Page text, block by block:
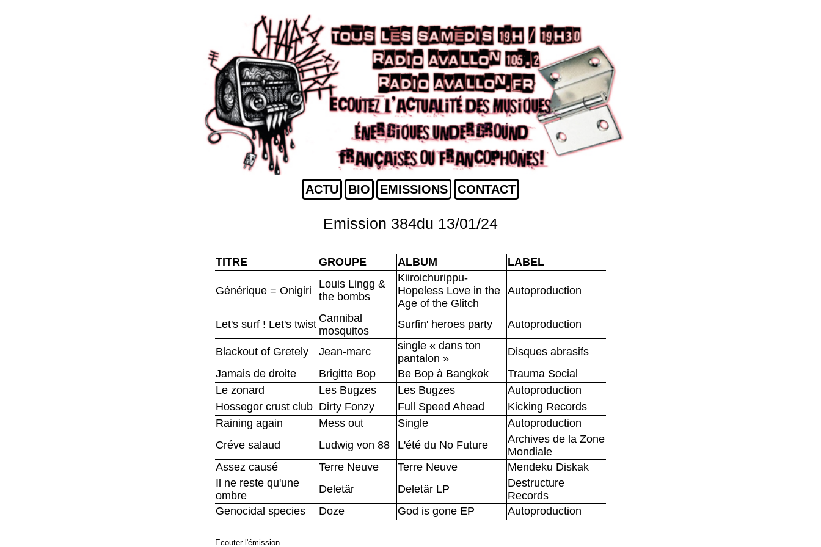
ACTU BIO EMISSIONS CONTACT
Emission 384du 13/01/24
TITRE GROUPE ALBUM LABEL
Générique = Onigiri
Louis Lingg &
the bombs
Kiiroichurippu-
Hopeless Love in the
Age of the Glitch
Autoproduction
Let's surf ! Let's twist Cannibal
mosquitos
Surfin' heroes party Autoproduction
Blackout of Gretely Jean-marc
single « dans ton
pantalon »
Disques abrasifs
Jamais de droite
Brigitte Bop Be Bop à Bangkok
Trauma Social
Le zonard
Les Bugzes Les Bugzes
Autoproduction
Hossegor crust club Dirty Fonzy Full Speed Ahead
Kicking Records
Raining again
Mess out Single
Autoproduction
Créve salaud
Ludwig von 88 L'été du No Future
Archives de la Zone
Mondiale
Assez causé
Terre Neuve Terre Neuve
Mendeku Diskak
Il ne reste qu'une
ombre
Deletär Deletär LP
Destructure
Records
Genocidal species
Doze God is gone EP Autoproduction
Ecouter l'émission